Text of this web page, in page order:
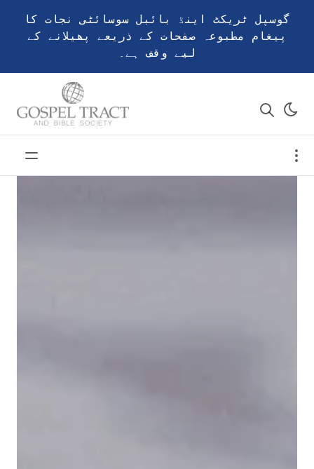
گوسپل ٹریکٹ اینڈ بائبل سوسائٹی نجات کا
پیغام مطبوعہ صفحات کے ذریعے پھیلانے کے
لیے وقف ہے۔